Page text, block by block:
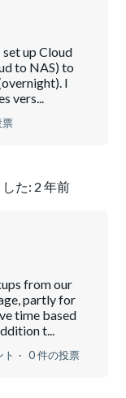
up Cloud
to NAS) to
I
vers...
票
た: 2 年前
from our
partly for
time based
t...
0 件の投票